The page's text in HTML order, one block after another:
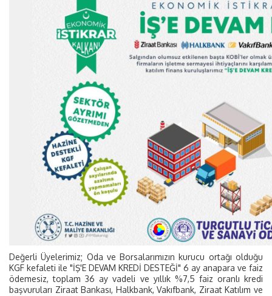
Değerli Üyelerimiz; Oda ve Borsalarımızın kurucu ortağı olduğu
KGF kefaleti ile "İŞ'E DEVAM KREDİ DESTEĞİ" 6 ay anapara ve faiz
ödemesiz, toplam 36 ay vadeli ve yıllık %7,5 faiz oranlı kredi
başvuruları Ziraat Bankası, Halkbank, Vakıfbank, Ziraat Katılım ve